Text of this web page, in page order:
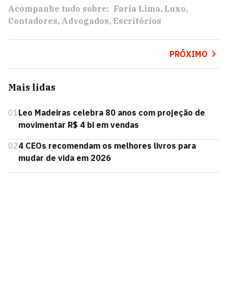
Acompanhe tudo sobre: Faria Lima Luxo
Contadores Advogados Escritórios
PRÓXIMO
Mais lidas
01Leo Madeiras celebra 80 anos com projeção de
movimentar R$ 4 bi em vendas
024 CEOs recomendam os melhores livros para
mudar de vida em 2026